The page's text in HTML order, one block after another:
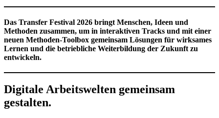
Das Transfer Festival 2026 bringt Menschen, Ideen und
Methoden zusammen, um in interaktiven Tracks und mit einer
neuen Methoden-Toolbox gemeinsam Lösungen für wirksames
Lernen und die betriebliche Weiterbildung der Zukunft zu
entwickeln.
Digitale Arbeitswelten gemeinsam
gestalten.